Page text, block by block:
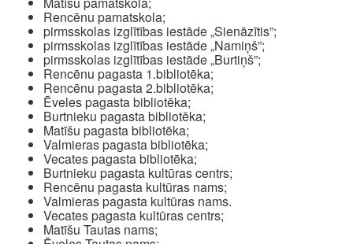
Rencēnu pamatskola;
pirmsskolas izglītības iestāde „Sienāzītis”;
pirmsskolas izglītības iestāde „Namiņš”;
pirmsskolas izglītības iestāde „Burtiņš”;
Rencēnu pagasta 1.bibliotēka;
Rencēnu pagasta 2.bibliotēka;
Ēveles pagasta bibliotēka;
Burtnieku pagasta bibliotēka;
Matīšu pagasta bibliotēka;
Valmieras pagasta bibliotēka;
Vecates pagasta bibliotēka;
Burtnieku pagasta kultūras centrs;
Rencēnu pagasta kultūras nams;
Valmieras pagasta kultūras nams.
Vecates pagasta kultūras centrs;
Matīšu Tautas nams;